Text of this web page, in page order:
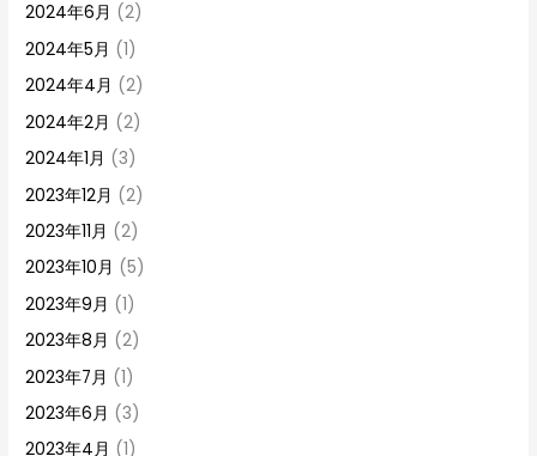
2024年6月 (2)
2024年5月 (1)
2024年4月 (2)
2024年2月 (2)
2024年1月 (3)
2023年12月 (2)
2023年11月 (2)
2023年10月 (5)
2023年9月 (1)
2023年8月 (2)
2023年7月 (1)
2023年6月 (3)
2023年4月 (1)